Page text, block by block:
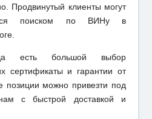
Продвинутый клиенты могут
поиском по ВИНу в
есть большой выбор
сертификаты и гарантии от
позиции можно привезти под
с быстрой доставкой и